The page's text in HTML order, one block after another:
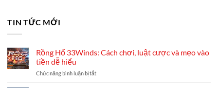
TIN TỨC MỚI
Rồng Hổ 33Winds: Cách chơi, luật cược và mẹo vào
tiền dễ hiểu
Chức năng bình luận bị tắtở